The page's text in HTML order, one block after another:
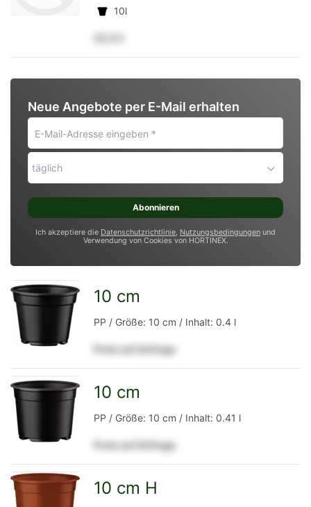
Detailseite
10l
Neue Angebote per E-Mail erhalten
Mail-
Adresse
eingeben
*
täglich
Abonnieren
Ich akzeptiere die Datenschutzrichtlinie, Nutzungsbedingungen und
Verwendung von Cookies von HORTINEX.
Detailseite
10 cm
PP / Größe: 10 cm / Inhalt: 0.4 l
Preis auf Anfrage
Detailseite
10 cm
PP / Größe: 10 cm / Inhalt: 0.41 l
Preis auf Anfrage
10 cm H